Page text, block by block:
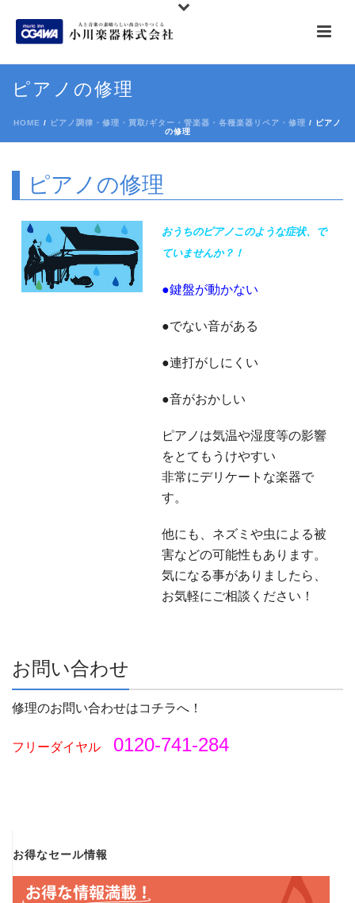
ピアノの修理
HOME / ピアノ調律・修理・買取/ギター・管楽器・各種楽器リペア・修理 / ピアノ
の修理
ピアノの修理
おうちのピアノこのような症状、で
ていませんか？！
●鍵盤が動かない
●でない音がある
●連打がしにくい
●音がおかしい
ピアノは気温や湿度等の影響
をとてもうけやすい
非常にデリケートな楽器で
す。
他にも、ネズミや虫による被
害などの可能性もあります。
気になる事がありましたら、
お気軽にご相談ください！
お問い合わせ
修理のお問い合わせはコチラへ！
フリーダイヤル 0120-741-284
お得なセール情報